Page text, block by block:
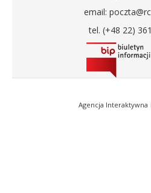
email:
tel. (+48 22)
Agencja Interaktywna